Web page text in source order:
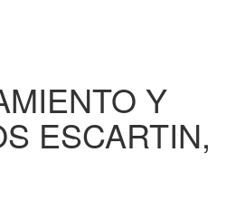
Y
ESCARTIN,